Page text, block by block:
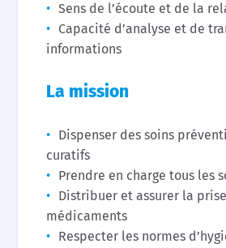
Sens de l’écoute et de la
Capacité d’analyse et de
informations
La mission
Dispenser des soins
curatifs
Prendre en charge tous les
Distribuer et assurer la
médicaments
Respecter les normes